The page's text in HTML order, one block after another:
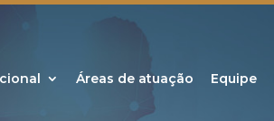
Áreas de atuação Equipe